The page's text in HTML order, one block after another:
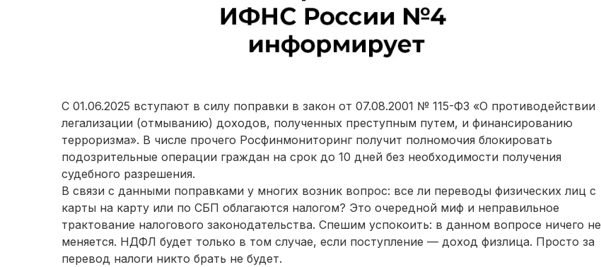
С 01.06.2025 вступают в силу поправки в закон от 07.08.2001 № 115-ФЗ «О противодействии
легализации (отмыванию) доходов, полученных преступным путем, и финансированию
терроризма». В числе прочего Росфинмониторинг получит полномочия блокировать
подозрительные операции граждан на срок до 10 дней без необходимости получения
судебного разрешения.
В связи с данными поправками у многих возник вопрос: все ли переводы физических лиц с
карты на карту или по СБП облагаются налогом? Это очередной миф и неправильное
трактование налогового законодательства. Спешим успокоить: в данном вопросе ничего не
меняется. НДФЛ будет только в том случае, если поступление — доход физлица. Просто за
перевод налоги никто брать не будет.